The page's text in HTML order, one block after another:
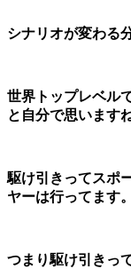
シナリオが変わる
世界トップレベル
と自分で思います
駆け引きってスポ
ヤーは行ってます。
つまり駆け引きっ